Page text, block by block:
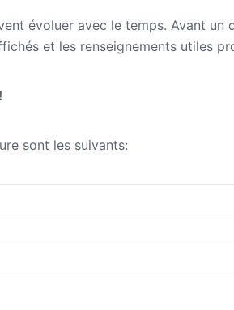
évoluer avec le temps. Avant un
et les renseignements utiles
sont les suivants: